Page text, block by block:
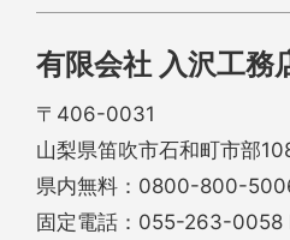
有限会社 入沢工務
〒406-0031
山梨県笛吹市石和町市部
県内無料： 0800-800-
固定電話： 055-263-0058